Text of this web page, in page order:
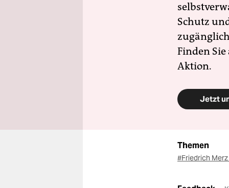
Schutz
Finden
Aktion.
Jetzt
Themen
#Friedrich Merz